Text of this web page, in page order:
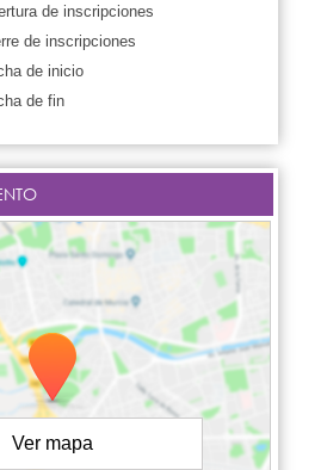
de inscripciones
de inscripciones
de inicio
de fin
Ver mapa